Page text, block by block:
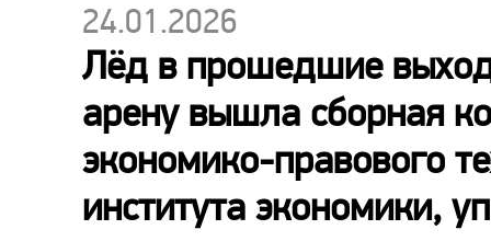
24.01.2026
Лёд в прошедшие
арену вышла сборная
экономико-правового
института экономики,